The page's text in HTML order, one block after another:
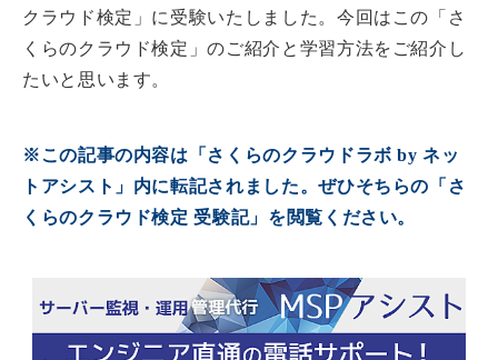
クラウド検定」に受験いたしました。今回はこの「さ
くらのクラウド検定」のご紹介と学習方法をご紹介し
たいと思います。
※この記事の内容は「さくらのクラウドラボ by ネッ
トアシスト」内に転記されました。ぜひそちらの「さ
くらのクラウド検定 受験記」を閲覧ください。